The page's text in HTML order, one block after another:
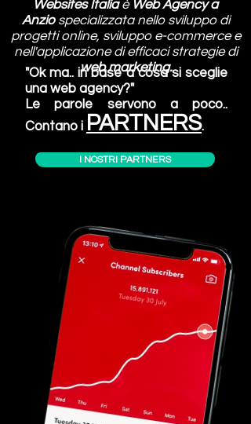
Websites Italiaè Web Agency a
Anzio specializzata nello sviluppo di
progetti online, sviluppo e-commerce e
nell'applicazione di efficaci strategie di
web marketing.
"Ok ma.. in base a cosa si sceglie
una web agency?"
Le parole servono a poco..
Contano i PARTNERS.
I NOSTRI PARTNERS